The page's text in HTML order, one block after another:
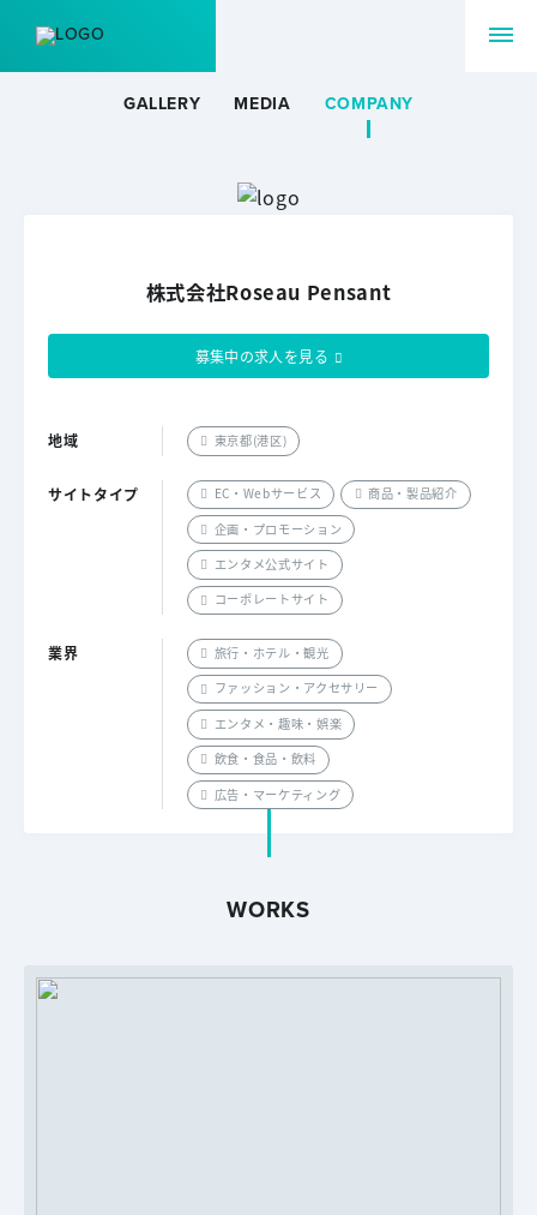
GALLERY MEDIA COMPANY
株式会社Roseau Pensant
募集中の求人を見る
地域 東京都(港区)
サイトタイプ EC・Webサービス
商品・製品紹介
企画・プロモーション
エンタメ公式サイト
コーポレートサイト
業界
旅行・ホテル・観光
ファッション・アクセサリー
エンタメ・趣味・娯楽
飲食・食品・飲料
広告・マーケティング
WORKS